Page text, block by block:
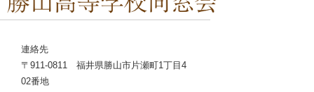
連絡先
〒911-0811 福井県勝山市片瀬町1丁目4
02番地